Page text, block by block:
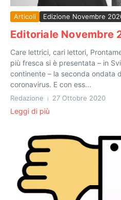
Articoli Edizione Novembre
Editoriale Novembre
Care lettrici, cari lettori,
più fresca si è presentata – in
continente – la seconda ondata
coronavirus. E con ess...
Redazione 27 Ottobre 2020
Leggi di più